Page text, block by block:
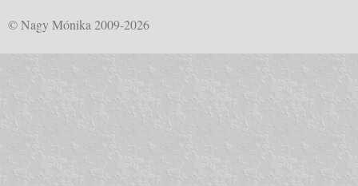
© Nagy Mónika 2009-2026